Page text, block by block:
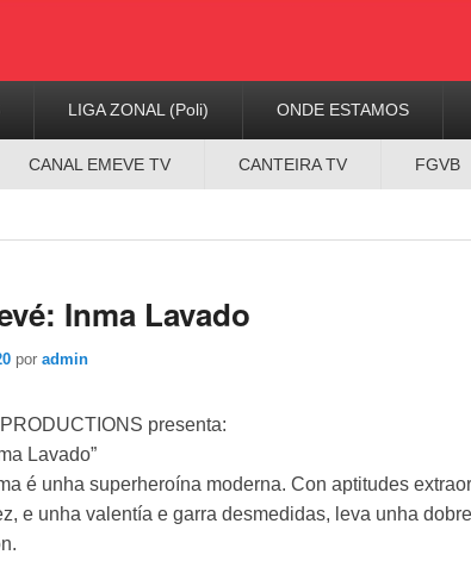
LIGA ZONAL (Poli) ONDE ESTAMOS
CANAL EMEVE TV CANTEIRA TV FGVB
Inma Lavado
por admin
presenta:
Lavado”
é unha superheroína moderna. Con aptitudes
e unha valentía e garra desmedidas, leva unha